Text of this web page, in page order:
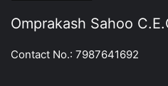
Omprakash Sahoo
Contact No.: 7987641692